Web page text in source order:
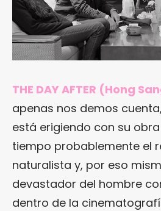
THE DAY AFTER (Hong
apenas nos demos cuenta,
está erigiendo con su
tiempo probablemente el
naturalista y, por eso
devastador del hombre
dentro de la